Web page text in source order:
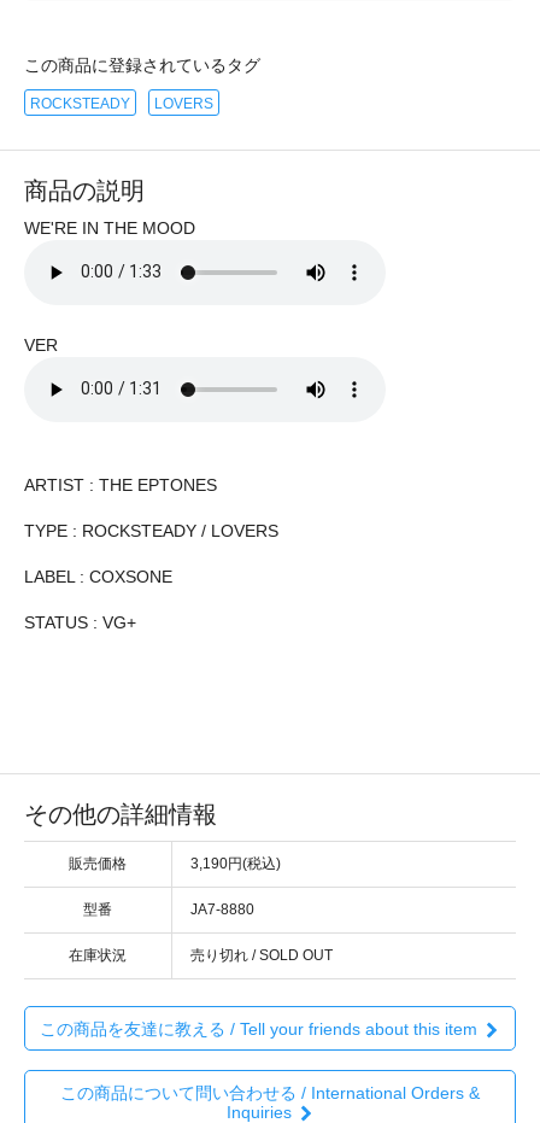
この商品に登録されているタグ
ROCKSTEADY LOVERS
商品の説明
WE'RE IN THE MOOD
VER
ARTIST : THE EPTONES
TYPE : ROCKSTEADY / LOVERS
LABEL : COXSONE
STATUS : VG+
その他の詳細情報
販売価格 3,190円(税込)
型番 JA7-8880
在庫状況 売り切れ / SOLD OUT
この商品を友達に教える / Tell your friends about this item
この商品について問い合わせる / International Orders &
Inquiries